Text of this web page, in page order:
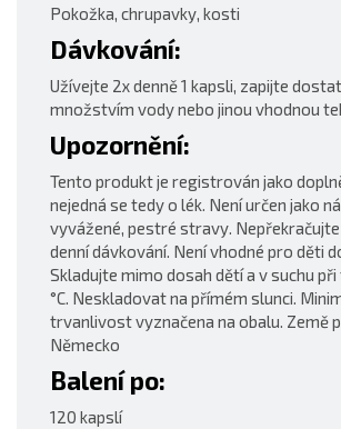
Pokožka, chrupavky, kosti
Dávkování:
Užívejte 2x denně 1 kapsli, zapijte
množstvím vody nebo jinou vhodnou
Upozornění:
Tento produkt je registrován jako
nejedná se tedy o lék. Není určen jako
vyvážené, pestré stravy.
denní dávkování. Není vhodné pro děti
Skladujte mimo dosah dětí a v suchu
°C. Neskladovat na přímém slunci.
trvanlivost vyznačena na obalu. Země
Německo
Balení po:
120 kapslí